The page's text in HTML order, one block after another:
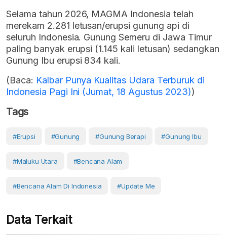
Selama tahun 2026, MAGMA Indonesia telah
merekam 2.281 letusan/erupsi gunung api di
seluruh Indonesia. Gunung Semeru di Jawa Timur
paling banyak erupsi (1.145 kali letusan) sedangkan
Gunung Ibu erupsi 834 kali.
(Baca: Kalbar Punya Kualitas Udara Terburuk di
Indonesia Pagi Ini (Jumat, 18 Agustus 2023))
Tags
#erupsi #Gunung #gunung Berapi #Gunung Ibu
#Maluku Utara #Bencana Alam
#Bencana Alam Di Indonesia #Update Me
Data Terkait